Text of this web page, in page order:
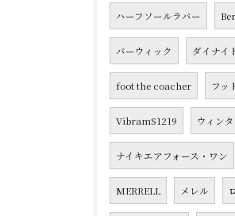
ハーフソールラバー
バーウィック ダイナイ
foot the coacher フッ
VibramS1219 ウィン
ナイキエアフォース・ワン
MERRELL メレル